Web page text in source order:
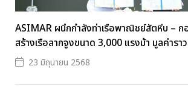
ASIMAR ผนึกกำลังท่าเรือพาณิชย์สัตหีบ – ก
สร้างเรือลากจูงขนาด 3,000 แรงม้า มูลค่ารา
23 มิถุนายน 2568